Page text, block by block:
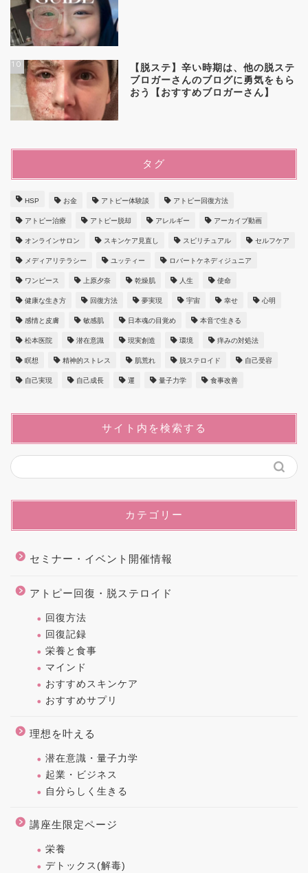
10
【脱ステ】辛い時期は、他の脱ステ
ブロガーさんのブログに勇気をもら
おう【おすすめブロガーさん】
タグ
HSP お金 アトピー体験談 アトピー回復方法
アトピー治療 アトピー脱却 アレルギー アーカイブ動画
オンラインサロン スキンケア見直し スピリチュアル セルフケア
メディアリテラシー ユッティー ロバートケネディジュニア
ワンピース 上原夕奈 乾燥肌 人生 使命
健康な生き方 回復方法 夢実現 宇宙 幸せ 心明
感情と皮膚 敏感肌 日本魂の目覚め 本音で生きる
松本医院 潜在意識 現実創造 環境 痒みの対処法
瞑想 精神的ストレス 肌荒れ 脱ステロイド 自己受容
自己実現 自己成長 運 量子力学 食事改善
サイト内を検索する
カテゴリー
セミナー・イベント開催情報
アトピー回復・脱ステロイド
回復方法
回復記録
栄養と食事
マインド
おすすめスキンケア
おすすめサプリ
理想を叶える
潜在意識・量子力学
起業・ビジネス
自分らしく生きる
講座生限定ページ
栄養
デトックス(解毒)